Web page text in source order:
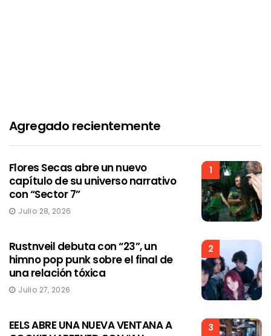
Agregado recientemente
1
Flores Secas abre un nuevo
capítulo de su universo narrativo
con “Sector 7”
Julio 28, 2026
2
Rustnveil debuta con “23”, un
himno pop punk sobre el final de
una relación tóxica
Julio 27, 2026
3
EELS ABRE UNA NUEVA VENTANA A